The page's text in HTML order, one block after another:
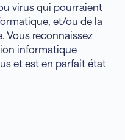
virus qui pourraient
et/ou de la
Vous reconnaissez
informatique
et est en parfait état